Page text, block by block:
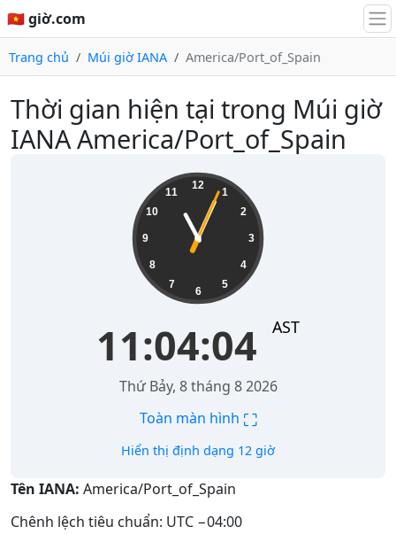
🇻🇳 giờ.com
Trang chủ Múi giờ IANA America/Port_of_Spain
Thời gian hiện tại trong Múi giờ
IANA America/Port_of_Spain
12
1
2
3
4
5
6
7
8
9
10
11
11:04:04 AST
Thứ Bảy, 8 tháng 8 2026
Toàn màn hình ⛶
Hiển thị định dạng 12 giờ
Tên IANA: America/Port_of_Spain
Chênh lệch tiêu chuẩn: UTC −04:00